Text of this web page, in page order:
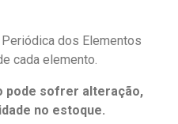
dos Elementos
cada elemento.
pode sofrer alteração,
no estoque.